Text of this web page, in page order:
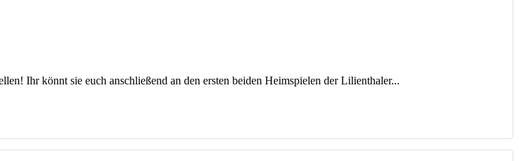
Ihr könnt sie euch anschließend an den ersten beiden Heimspielen der Lilienthaler...